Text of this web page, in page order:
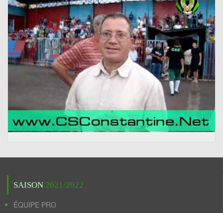
SAISON 2021/2022
ÉQUIPE PRO